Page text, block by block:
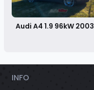
Audi A4 1.9 96kW 2003
INFO